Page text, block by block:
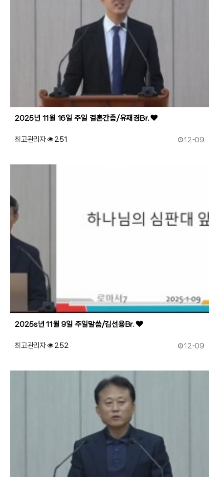
2025년 11월 16일 주일 결혼간증/유재경Br.
최고관리자 12-09
251
188
2025s년 11월 9일 주일말씀/김선용Br.
작성자
최고관리자 12-09
조회
252
187
작성자
조회